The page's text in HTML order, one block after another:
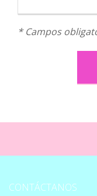
* Campos
CONTÁCTANOS